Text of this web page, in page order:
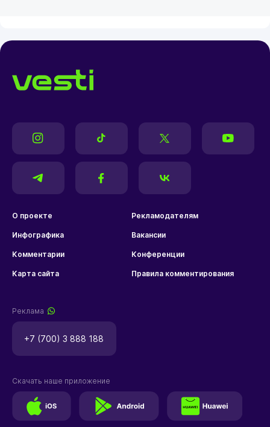
О проекте Рекламодателям
Инфографика Вакансии
Комментарии Конференции
Карта сайта Правила комментирования
Реклама
+7 (700) 3 888 188
Скачать наше приложение